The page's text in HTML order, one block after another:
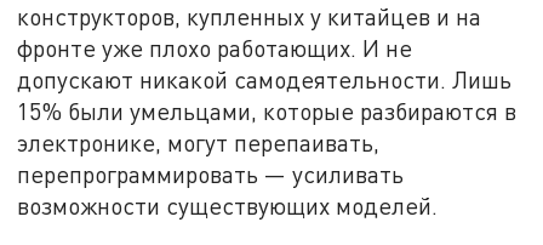
конструкторов, купленных у китайцев и на
фронте уже плохо работающих. И не
допускают никакой самодеятельности. Лишь
15% были умельцами, которые разбираются в
электронике, могут перепаивать,
перепрограммировать — усиливать
возможности существующих моделей.